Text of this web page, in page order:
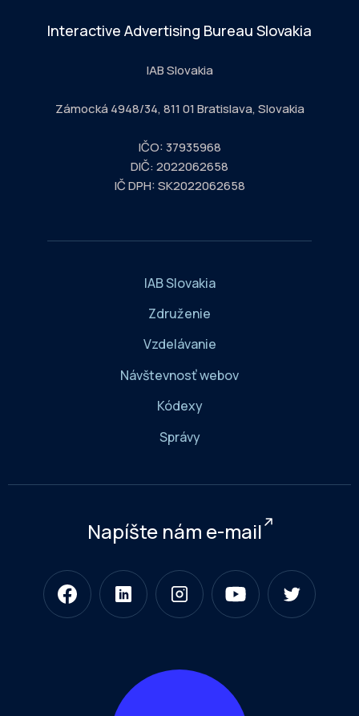
Interactive Advertising Bureau Slovakia
IAB Slovakia
Zámocká 4948/34, 811 01 Bratislava, Slovakia
IČO: 37935968
DIČ: 2022062658
IČ DPH: SK2022062658
IAB Slovakia
Združenie
Vzdelávanie
Návštevnosť webov
Kódexy
Správy
Napíšte nám e-mail